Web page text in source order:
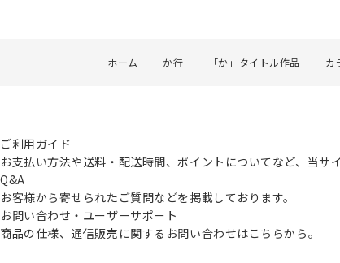
ホーム か行 「か」タイトル作品 カ
ご利用ガイド
お支払い方法や送料・配送時間、ポイントについてなど、当サ
Q&A
お客様から寄せられたご質問などを掲載しております。
お問い合わせ・ユーザーサポート
商品の仕様、通信販売に関するお問い合わせはこちらから。